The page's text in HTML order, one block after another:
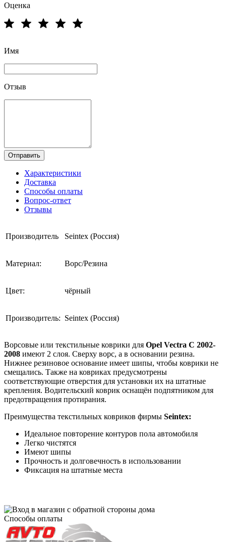
Оценка
Имя
Отзыв
Отправить
Характеристики
Доставка
Способы оплаты
Вопрос-ответ
Отзывы
Производитель Seintex (Россия)
Материал: Ворс/Резина
Цвет: чёрный
Производитель: Seintex (Россия)
Ворсовые или текстильные коврики для Opel Vectra C 2002-
2008 имеют 2 слоя. Сверху ворс, а в основании резина.
Нижнее резиновое основание имеет шипы, чтобы коврики не
смещались. Также на ковриках предусмотрены
соответствующие отверстия для установки их на штатные
крепления. Водительский коврик оснащён подпятником для
предотвращения протирания.
Преимущества текстильных ковриков фирмы Seintex:
Идеальное повторение контуров пола автомобиля
Легко чистятся
Имеют шипы
Прочность и долговечность в использовании
Фиксация на штатные места
Способы оплаты